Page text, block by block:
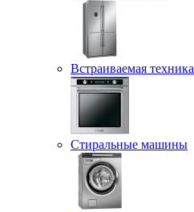
Встраиваемая техника
Стиральные машины